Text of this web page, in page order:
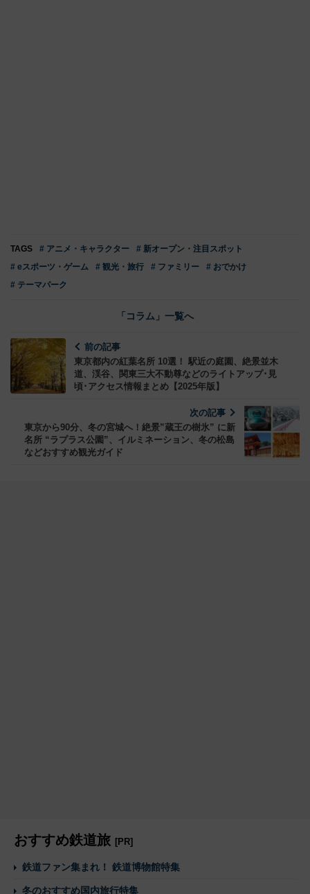
TAGS # アニメ・キャラクター
# 新オープン・注目スポット
# eスポーツ・ゲーム
# 観光・旅行 # ファミリー
# おでかけ
# テーマパーク
「コラム」一覧へ
前の記事
東京都内の紅葉名所 10選！ 駅近の庭園、絶景並木
道、渓谷、関東三大不動尊などのライトアップ･見
頃･アクセス情報まとめ【2025年版】
次の記事
東京から90分、冬の宮城へ！絶景”蔵王の樹氷” に新
名所 “ラプラス公園”、イルミネーション、冬の松島
などおすすめ観光ガイド
おすすめ鉄道旅 [PR]
鉄道ファン集まれ！ 鉄道博物館特集
冬のおすすめ国内旅行特集